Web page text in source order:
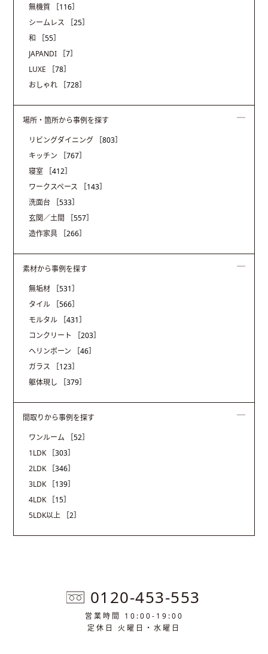
無機質
［116］
シームレス
［25］
和
［55］
JAPANDI
［7］
LUXE
［78］
おしゃれ
［728］
場所・箇所から事例を探す
リビングダイニング
［803］
キッチン
［767］
寝室
［412］
ワークスペース
［143］
洗面台
［533］
玄関／土間
［557］
造作家具
［266］
素材から事例を探す
無垢材
［531］
タイル
［566］
モルタル
［431］
コンクリート
［203］
ヘリンボーン
［46］
ガラス
［123］
躯体現し
［379］
間取りから事例を探す
ワンルーム
［52］
1LDK
［303］
2LDK
［346］
3LDK
［139］
4LDK
［15］
5LDK以上
［2］
0120-453-553
営業時間 10:00-19:00
定休日 火曜日・水曜日